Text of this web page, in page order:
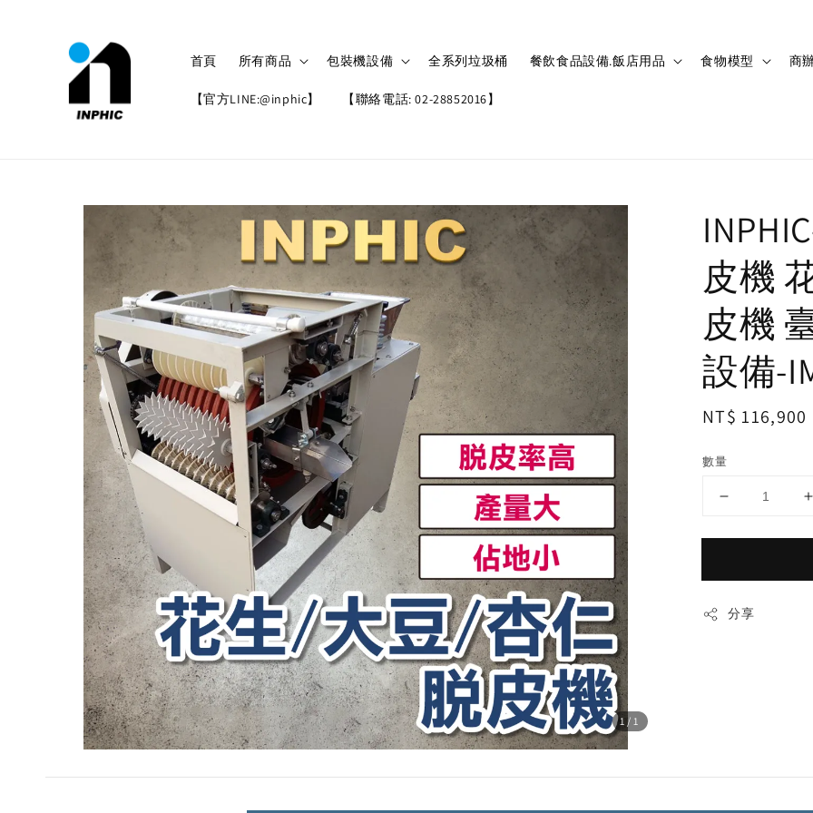
首頁 所有商品 包裝機設備 全系列垃圾桶 餐飲食品設備.飯店用品 食物模型 商
【官方LINE:@inphic】 【聯絡電話: 02-28852016】
1/1
皮機
皮機
設備-
Regular
NT$ 116,900
數量
分享